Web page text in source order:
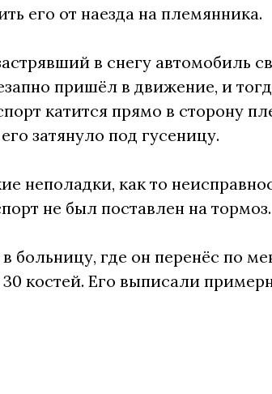
его от наезда на племянника.
в снегу автомобиль
пришёл в движение, и
катится прямо в сторону
затянуло под гусеницу.
неполадки, как то
не был поставлен на тормоз.
больницу, где он перенёс по
костей. Его выписали